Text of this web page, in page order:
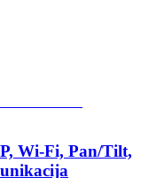
Wi-Fi, Pan/Tilt,